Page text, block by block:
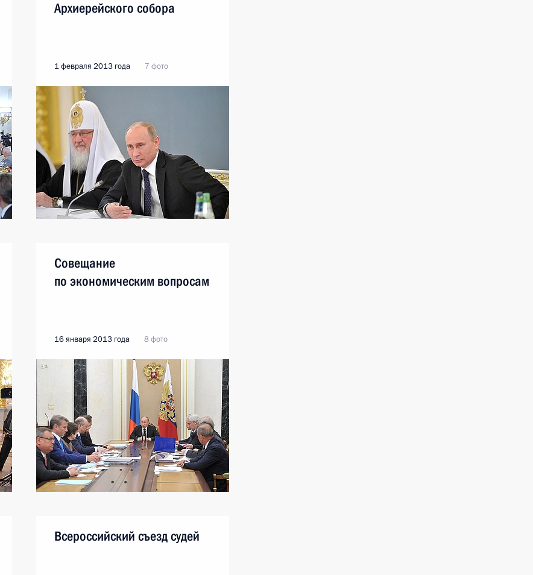
Архиерейского собора
1 февраля 2013 года 7 фото
Совещание
по экономическим вопросам
16 января 2013 года 8 фото
Всероссийский съезд судей